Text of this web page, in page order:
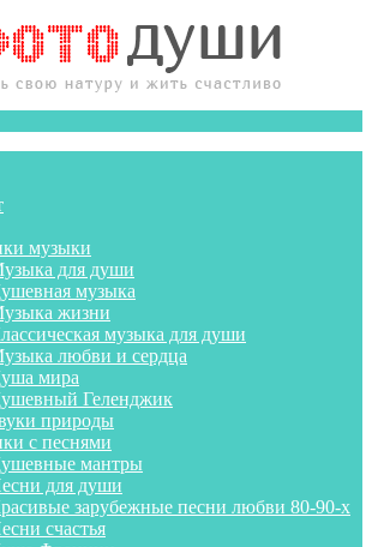
музыки
для души
музыка
жизни
музыка для души
любви и сердца
мира
Геленджик
природы
с песнями
мантры
для души
зарубежные песни любви 80-90-х
счастья